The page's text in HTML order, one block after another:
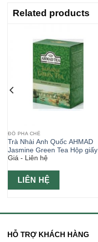
Related products
ĐỒ PHA CHẾ
Trà Nhài Anh Quốc AHMAD
Jasmine Green Tea Hộp giấy
100g
Giá - Liên hệ
LIÊN HỆ
HỖ TRỢ KHÁCH HÀNG